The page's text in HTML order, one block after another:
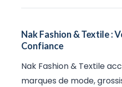
Nak Fashion & Textile :
Confiance
Nak Fashion & Textile
marques de mode,